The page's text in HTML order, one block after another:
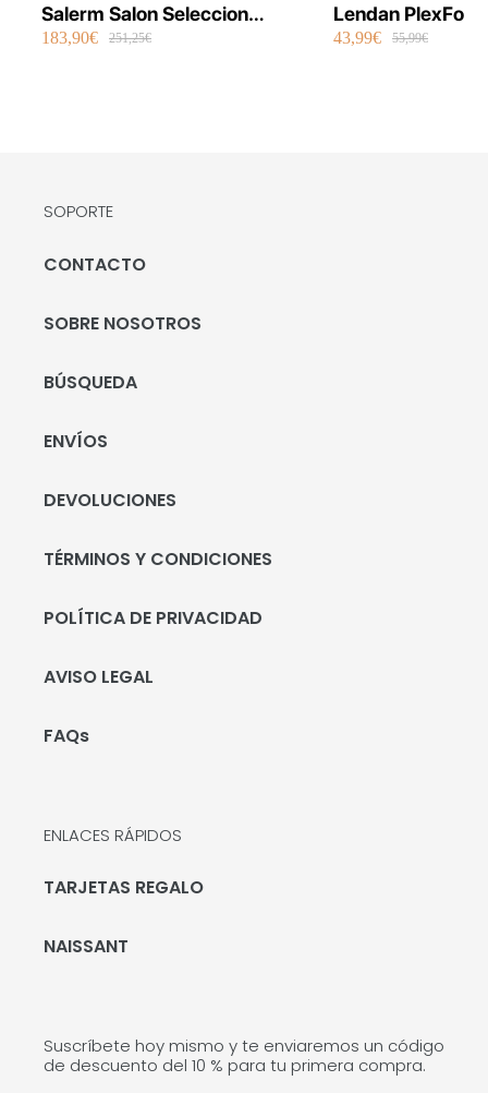
Salerm Salon Seleccion
Plancha Infrarrojos Therapy
183,90€ 251,25€
Lendan
Repair Shot
43,99€ 55,99€
SOPORTE
CONTACTO
SOBRE NOSOTROS
BÚSQUEDA
ENVÍOS
DEVOLUCIONES
TÉRMINOS Y CONDICIONES
POLÍTICA DE PRIVACIDAD
AVISO LEGAL
FAQs
ENLACES RÁPIDOS
TARJETAS REGALO
NAISSANT
Suscríbete hoy mismo y te enviaremos un código
de descuento del 10 % para tu primera compra.